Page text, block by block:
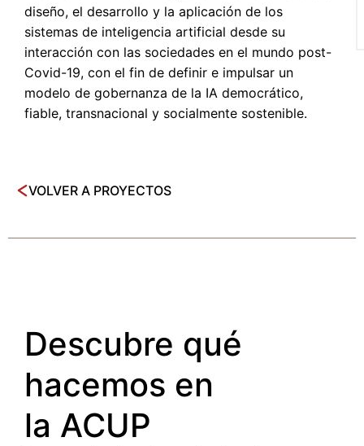
diseño, el desarrollo y la aplicación de los
sistemas de inteligencia artificial desde su
interacción con las sociedades en el mundo post-
Covid-19, con el fin de definir e impulsar un
modelo de gobernanza de la IA democrático,
fiable, transnacional y socialmente sostenible.
VOLVER A PROYECTOS
Descubre qué
hacemos en
la ACUP